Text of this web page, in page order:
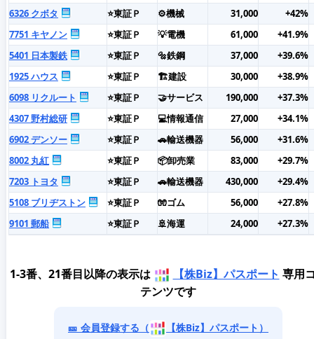
6326 クボタ
⭐東証Ｐ ⚙️機械 31,000
+42%
7751 キヤノン
⭐東証Ｐ 💡電機 61,000
+41.9%
5401 日本製鉄
⭐東証Ｐ 🔩鉄鋼 37,000
+39.6%
1925 ハウス
⭐東証Ｐ 🏗️建設 30,000
+38.9%
6098 リクルート
⭐東証Ｐ 🤝サービス 190,000
+37.3%
4307 野村総研
⭐東証Ｐ 💻情報通信 27,000
+34.1%
6902 デンソー
⭐東証Ｐ 🚗輸送機器 56,000
+31.6%
8002 丸紅
⭐東証Ｐ 📦卸売業 83,000
+29.7%
7203 トヨタ
⭐東証Ｐ 🚗輸送機器 430,000
+29.4%
5108 ブリヂストン
⭐東証Ｐ 🧤ゴム 56,000
+27.8%
9101 郵船
⭐東証Ｐ 🚢海運 24,000 +27.3%
1-3番、21番目以降の表示は 【株Biz】パスポート 専用
テンツです
🎫 会員登録する（ 【株Biz】パスポート）